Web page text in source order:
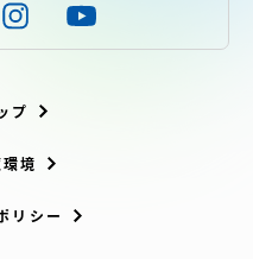
プ
境
リシー